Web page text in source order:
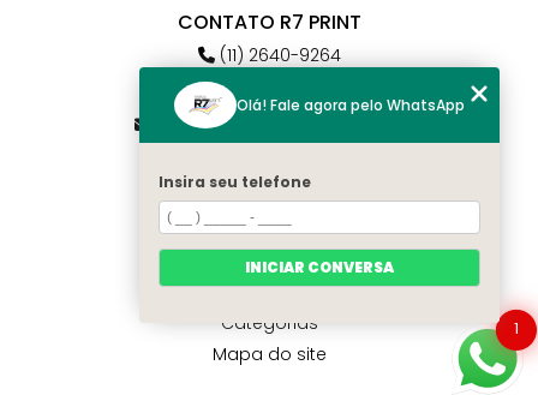
CONTATO R7 PRINT
(11) 2640-9264
(11) 98784-6664
atendimento@r7print.com.br
MENU
Home
Quem somos
Contato
Categorias
Mapa do site
1
Olá! Fale agora pelo WhatsApp
Insira seu telefone
INICIAR CONVERSA